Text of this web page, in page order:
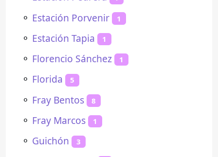
⚬ Estación Porvenir 1
⚬ Estación Tapia 1
⚬ Florencio Sánchez 1
⚬ Florida 5
⚬ Fray Bentos 8
⚬ Fray Marcos 1
⚬ Guichón 3